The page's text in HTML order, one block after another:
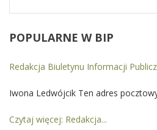
POPULARNE W BIP
Redakcja Biuletynu Informacji
Iwona Ledwójcik Ten adres
Czytaj więcej: Redakcja...